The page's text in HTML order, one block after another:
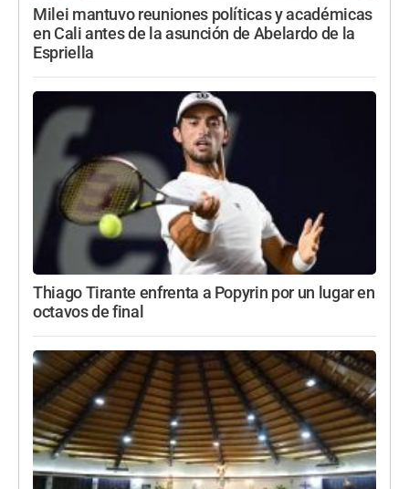
Milei mantuvo reuniones políticas y académicas
en Cali antes de la asunción de Abelardo de la
Espriella
Thiago Tirante enfrenta a Popyrin por un lugar en
octavos de final